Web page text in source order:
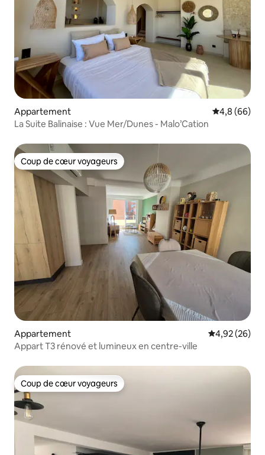
Appartement Évaluation
4,8 (66)
La Suite Balinaise : Vue Mer/Dunes - Malo’Cation
Coup de cœur voyageurs
Coup de cœur voyageurs
Appartement Évaluation
4,92 (26)
Appart T3 rénové et lumineux en centre-ville
Coup de cœur voyageurs
Coup de cœur voyageurs